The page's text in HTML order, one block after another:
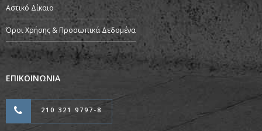
Αστικό Δίκαιο
Όροι Χρήσης & Προσωπικά Δεδομένα
ΕΠΙΚΟΙΝΩΝΙΑ
210 321 9797-8